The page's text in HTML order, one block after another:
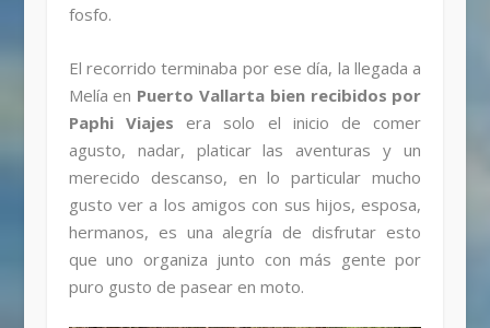
fosfo.
El recorrido terminaba por ese día, la llegada a
Melía en Puerto Vallarta bien recibidos por
Paphi Viajes era solo el inicio de comer
agusto, nadar, platicar las aventuras y un
merecido descanso, en lo particular mucho
gusto ver a los amigos con sus hijos, esposa,
hermanos, es una alegría de disfrutar esto
que uno organiza junto con más gente por
puro gusto de pasear en moto.